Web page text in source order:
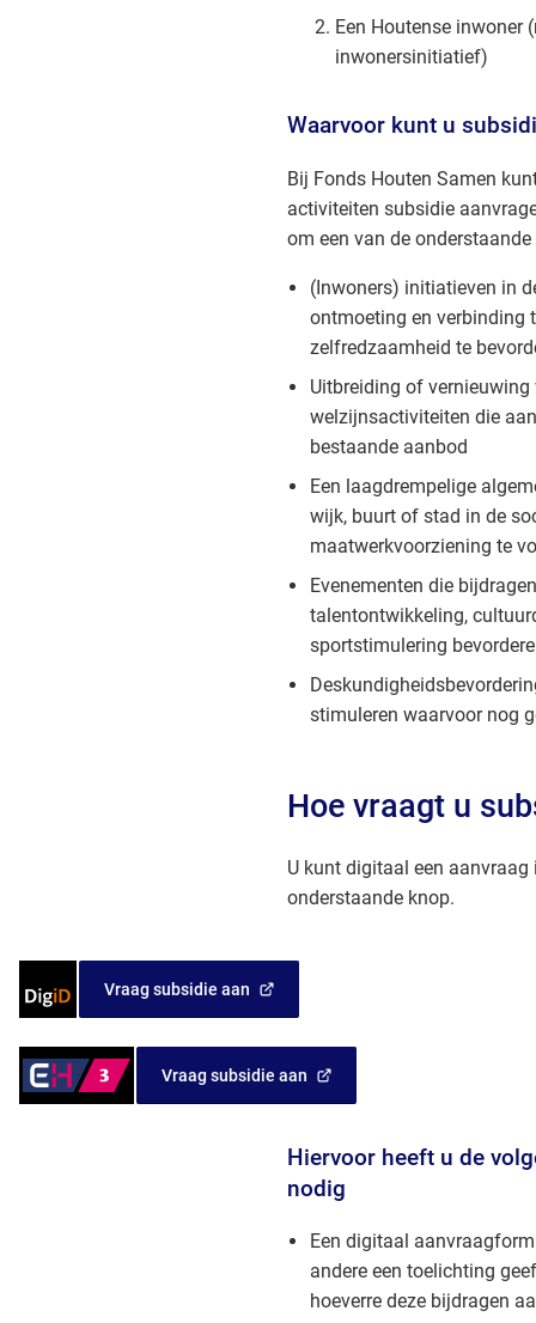
Een Houtense inwoner
inwonersinitiatief)
Waarvoor kunt u
Bij Fonds Houten Samen
activiteiten subsidie
om een van de
(Inwoners) initiatieven in
ontmoeting en verbinding
zelfredzaamheid te
Uitbreiding of vernieuwing
welzijnsactiviteiten die
bestaande aanbod
Een laagdrempelige
wijk, buurt of stad in de
maatwerkvoorziening te
Evenementen die
talentontwikkeling,
sportstimulering
stimuleren waarvoor nog
Hoe vraagt u
U kunt digitaal een aanvraag
onderstaande knop.
met
Vraag subsidie aan
(Verwijst
een
externe
website)
Inloggen
met
Vraag subsidie aan
(Verwijst
Hiervoor heeft u de
nodig
Een digitaal
andere een toelichting
hoeverre deze bijdragen